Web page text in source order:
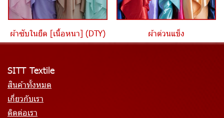
ผ้าซับในยืด [เนื้อหนา] (DTY) ผ้าต่วนแข็ง
SITT Textile
สินค้าทั้งหมด
เกี่ยวกับเรา
ติดต่อเรา